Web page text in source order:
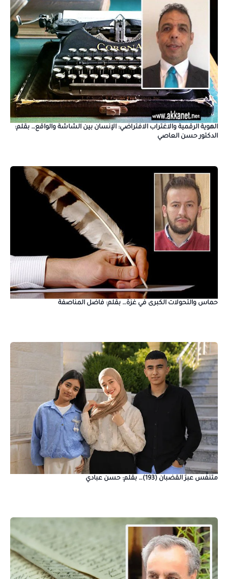
الهوية الرقمية والاغتراب الافتراضي: الإنسان بين الشاشة والواقع… بقلم:
الدكتور حسن العاصي
حماس والتحولات الكبرى في غزة… بقلم: فاضل المناصفة
متنفَّس عبرَ القضبان (193)… بقلم: حسن عبادي